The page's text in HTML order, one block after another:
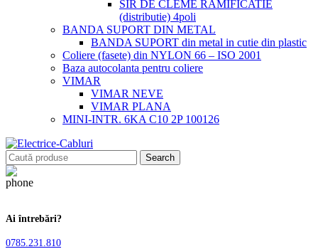
SIR DE CLEME RAMIFICATIE
(distributie) 4poli
BANDA SUPORT DIN METAL
BANDA SUPORT din metal in cutie din plastic
Coliere (fasete) din NYLON 66 – ISO 2001
Baza autocolanta pentru coliere
VIMAR
VIMAR NEVE
VIMAR PLANA
MINI-INTR. 6KA C10 2P 100126
Search
Ai întrebări?
0785.231.810